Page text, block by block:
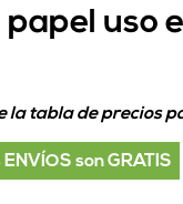
papel uso
la tabla de precios
son GRATIS